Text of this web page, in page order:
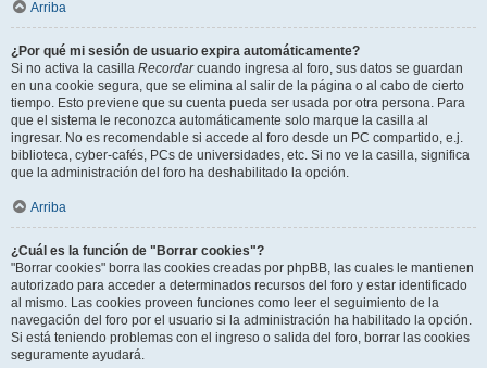
Arriba
¿Por qué mi sesión de usuario expira automáticamente?
Si no activa la casilla Recordarcuando ingresa al foro, sus datos se guardan
en una cookie segura, que se elimina al salir de la página o al cabo de cierto
tiempo. Esto previene que su cuenta pueda ser usada por otra persona. Para
que el sistema le reconozca automáticamente solo marque la casilla al
ingresar. No es recomendable si accede al foro desde un PC compartido, e.j.
biblioteca, cyber-cafés, PCs de universidades, etc. Si no ve la casilla, significa
que la administración del foro ha deshabilitado la opción.
Arriba
¿Cuál es la función de "Borrar cookies"?
"Borrar cookies" borra las cookies creadas por phpBB, las cuales le mantienen
autorizado para acceder a determinados recursos del foro y estar identificado
al mismo. Las cookies proveen funciones como leer el seguimiento de la
navegación del foro por el usuario si la administración ha habilitado la opción.
Si está teniendo problemas con el ingreso o salida del foro, borrar las cookies
seguramente ayudará.